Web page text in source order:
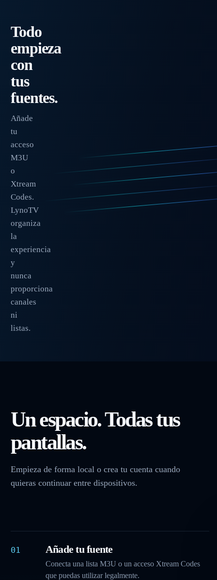
Todo
empieza
con
tus
fuentes.
Añade
tu
acceso
M3U
o
Xtream
Codes.
LynoTV
organiza
la
experiencia
y
nunca
proporciona
canales
ni
listas.
Un espacio. Todas tus
pantallas.
Empieza de forma local o crea tu cuenta cuando
quieras continuar entre dispositivos.
01 Añade tu fuente
Conecta una lista M3U o un acceso Xtream Codes
que puedas utilizar legalmente.